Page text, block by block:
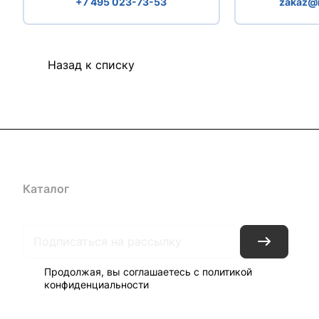
Назад к списку
Каталог
Продолжая, вы соглашаетесь с политикой
конфиденциальности